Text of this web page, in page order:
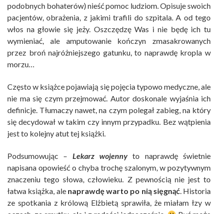
podobnych bohaterów) nieść pomoc ludziom. Opisuje swoich
pacjentów, obrażenia, z jakimi trafili do szpitala. A od tego
włos na głowie się jeży. Oszczędzę Was i nie będę ich tu
wymieniać, ale amputowanie kończyn zmasakrowanych
przez broń najróżniejszego gatunku, to naprawdę kropla w
morzu…
Często w książce pojawiają się pojęcia typowo medyczne, ale
nie ma się czym przejmować. Autor doskonale wyjaśnia ich
definicje. Tłumaczy nawet, na czym polegał zabieg, na który
się decydował w takim czy innym przypadku. Bez wątpienia
jest to kolejny atut tej książki.
Podsumowując – Lekarz wojennyto naprawdę świetnie
napisana opowieść o chyba trochę szalonym, w pozytywnym
znaczeniu tego słowa, człowieku. Z pewnością nie jest to
łatwa książka, ale naprawdę warto po nią sięgnąć. Historia
ze spotkania z królową Elżbietą sprawiła, że miałam łzy w